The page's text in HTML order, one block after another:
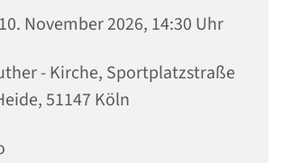
November 2026, 14:30 Uhr
- Kirche, Sportplatzstraße
51147 Köln